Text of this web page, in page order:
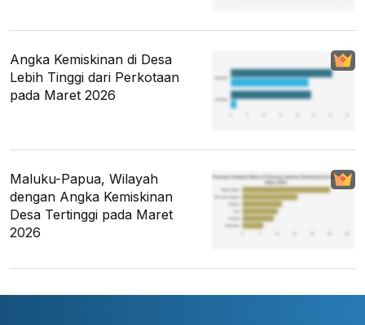
Angka Kemiskinan di Desa
Lebih Tinggi dari Perkotaan
pada Maret 2026
Maluku-Papua, Wilayah
dengan Angka Kemiskinan
Desa Tertinggi pada Maret
2026